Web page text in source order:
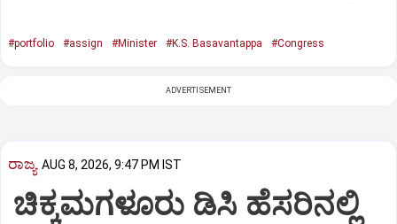
#portfolio #assign #Minister #K.S. Basavantappa #Congress
ADVERTISEMENT
ರಾಜ್ಯ AUG 8, 2026, 9:47 PM IST
ಚಿಕ್ಕಮಗಳೂರು ಡಿಸಿ ಹೆಸರಿನಲ್ಲಿ